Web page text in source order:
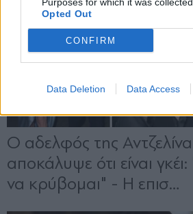
Opted Out
CONFIRM
Data Deletion Data Access